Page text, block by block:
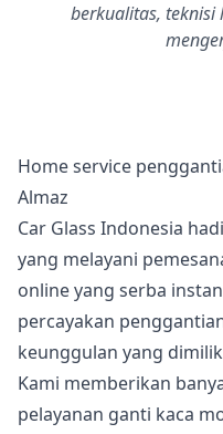
berkualitas,
Home service
Almaz
Car Glass Indonesia
yang melayani
online yang serba
percayakan
keunggulan yang
Kami memberikan
pelayanan ganti kaca